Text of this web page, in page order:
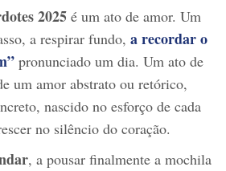
2025 é um ato de amor. Um
a respirar fundo, a recordar o
pronunciado um dia. Um ato de
um amor abstrato ou retórico,
nascido no esforço de cada
no silêncio do coração.
, a pousar finalmente a mochila